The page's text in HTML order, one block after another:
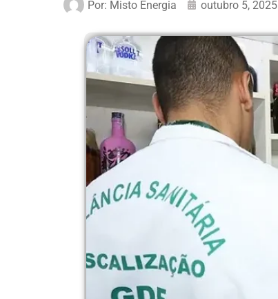
Por: Misto Energia outubro 5, 2025